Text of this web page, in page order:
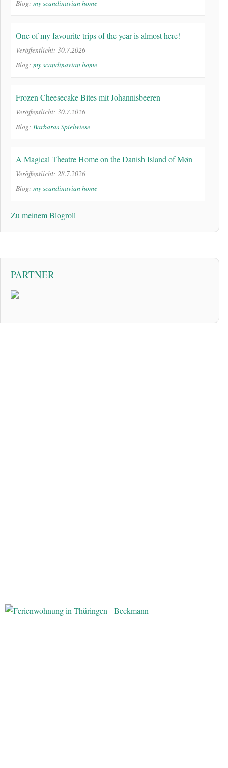
Blog: my scandinavian home
One of my favourite trips of the year is almost here!
Veröffentlicht: 30.7.2026
Blog: my scandinavian home
Frozen Cheesecake Bites mit Johannisbeeren
Veröffentlicht: 30.7.2026
Blog: Barbaras Spielwiese
A Magical Theatre Home on the Danish Island of Møn
Veröffentlicht: 28.7.2026
Blog: my scandinavian home
Zu meinem Blogroll
PARTNER